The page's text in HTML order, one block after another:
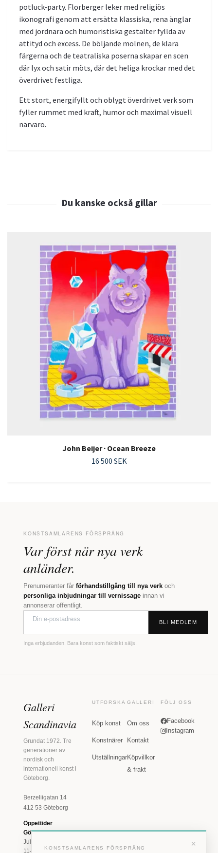
potluck-party. Florberger leker med religiös
ikonografi genom att ersätta klassiska, rena änglar
med jordnära och humoristiska gestalter fyllda av
attityd och excess. De böljande molnen, de klara
färgerna och de teatraliska poserna skapar en scen
där lyx och satir möts, där det heliga krockar med det
överdrivet festliga.
Ett stort, energifyllt och oblygt överdrivet verk som
fyller rummet med kraft, humor och maximal visuell
närvaro.
John Beijer · Ocean Breeze
16 500 SEK
KONSTSAMLARENS FÖRSPRÅNG
Var först när nya verk
anländer.
Prenumeranter får förhandstillgång till nya verk och
personliga inbjudningar till vernissage innan vi
annonserar offentligt.
BLI MEDLEM
Inga erbjudanden. Bara konst som faktiskt säljs.
Galleri
Scandinavia
Grundat 1972. Tre
generationer av
nordisk och
internationell konst i
Göteborg.
Berzeliigatan 14
412 53 Göteborg
Öppettider
Göteborg
Juli: Tis 11-18 · Lör
11-16
UTFORSKA
Köp konst
Konstnärer
Utställningar
GALLERI
Om oss
Kontakt
Köpvillkor
& frakt
FÖLJ OSS
Facebook
Instagram
×
KONSTSAMLARENS FÖRSPRÅNG